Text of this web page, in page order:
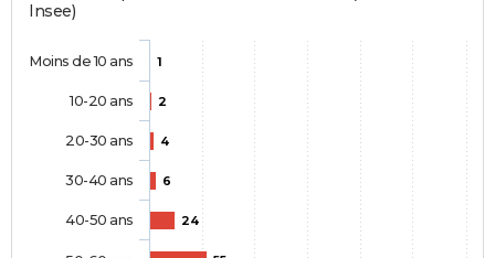
Insee)
1
2
4
6
24
Moins de 10 ans
10-20 ans
20-30 ans
30-40 ans
40-50 ans